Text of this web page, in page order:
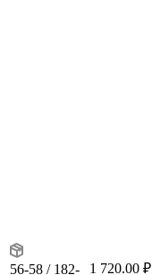
56-58 / 182-
1 720.00 ₽